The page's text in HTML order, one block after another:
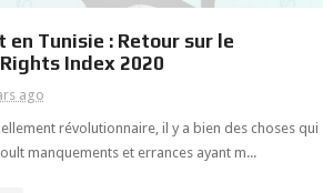
Tunisie : Retour sur le
Index 2020
ago
révolutionnaire, il y a bien des choses qui
manquements et errances ayant m...